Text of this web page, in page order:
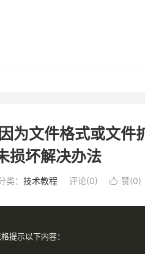
为文件格式或文件
损坏解决办法
类： 技术教程 评论(0)  赞(0)
提示以下内容：